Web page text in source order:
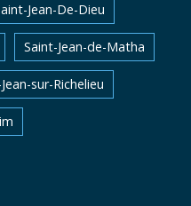
Jean-De-Dieu
Saint-Jean-de-Matha
sur-Richelieu